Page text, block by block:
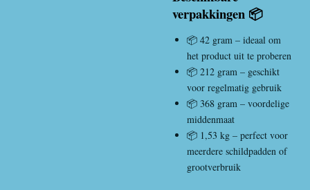
verpakkingen 📦
📦 42 gram – ideaal om
het product uit te proberen
📦 212 gram – geschikt
voor regelmatig gebruik
📦 368 gram – voordelige
middenmaat
📦 1,53 kg – perfect voor
meerdere schildpadden of
grootverbruik